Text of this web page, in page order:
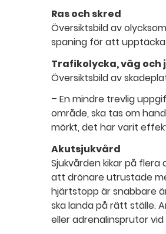
Ras och skred
Översiktsbild av
spaning för att
Trafikolycka, väg och
Översiktsbild av
– En mindre trevlig
område, ska tas om
mörkt, det har varit
Akutsjukvård
Sjukvården kikar på
att drönare utrustade
hjärtstopp är snabbare
ska landa på rätt ställe.
eller adrenalinsprutor